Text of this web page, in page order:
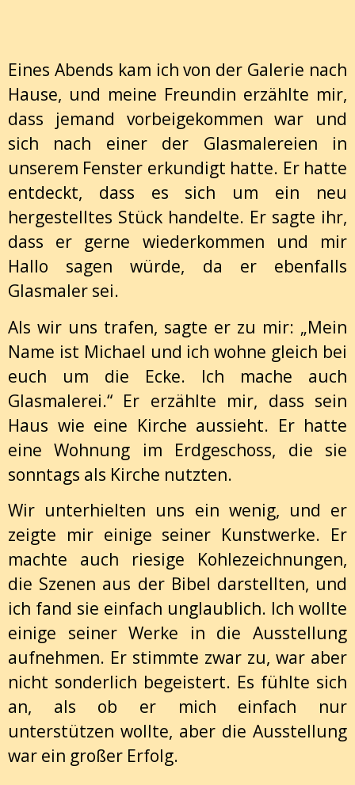
Eines Abends kam ich von der Galerie nach
Hause, und meine Freundin erzählte mir,
dass jemand vorbeigekommen war und
sich nach einer der Glasmalereien in
unserem Fenster erkundigt hatte. Er hatte
entdeckt, dass es sich um ein neu
hergestelltes Stück handelte. Er sagte ihr,
dass er gerne wiederkommen und mir
Hallo sagen würde, da er ebenfalls
Glasmaler sei.
Als wir uns trafen, sagte er zu mir: „Mein
Name ist Michael und ich wohne gleich bei
euch um die Ecke. Ich mache auch
Glasmalerei.“ Er erzählte mir, dass sein
Haus wie eine Kirche aussieht. Er hatte
eine Wohnung im Erdgeschoss, die sie
sonntags als Kirche nutzten.
Wir unterhielten uns ein wenig, und er
zeigte mir einige seiner Kunstwerke. Er
machte auch riesige Kohlezeichnungen,
die Szenen aus der Bibel darstellten, und
ich fand sie einfach unglaublich. Ich wollte
einige seiner Werke in die Ausstellung
aufnehmen. Er stimmte zwar zu, war aber
nicht sonderlich begeistert. Es fühlte sich
an, als ob er mich einfach nur
unterstützen wollte, aber die Ausstellung
war ein großer Erfolg.